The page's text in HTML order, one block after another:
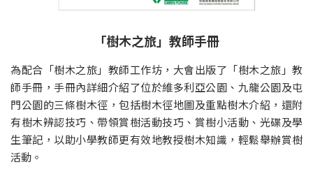
「樹木之旅」教師手冊
為配合「樹木之旅」教師工作坊，大會出版了「樹木之旅」教
師手冊，手冊內詳細介紹了位於維多利亞公園、九龍公園及屯
門公園的三條樹木徑，包括樹木徑地圖及重點樹木介紹，還附
有樹木辨認技巧、帶領賞樹活動技巧、賞樹小活動、光碟及學
生筆記，以助小學教師更有效地教授樹木知識，輕鬆舉辦賞樹
活動。